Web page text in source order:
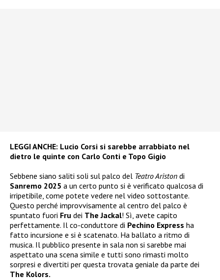
LEGGI ANCHE: Lucio Corsi si sarebbe arrabbiato nel
dietro le quinte con Carlo Conti e Topo Gigio
Sebbene siano saliti soli sul palco del Teatro Ariston di
Sanremo 2025 a un certo punto si è verificato qualcosa di
irripetibile, come potete vedere nel video sottostante.
Questo perché improvvisamente al centro del palco è
spuntato fuori Fru dei The Jackal! Sì, avete capito
perfettamente. Il co-conduttore di Pechino Express ha
fatto incursione e si è scatenato. Ha ballato a ritmo di
musica. Il pubblico presente in sala non si sarebbe mai
aspettato una scena simile e tutti sono rimasti molto
sorpresi e divertiti per questa trovata geniale da parte dei
The Kolors.